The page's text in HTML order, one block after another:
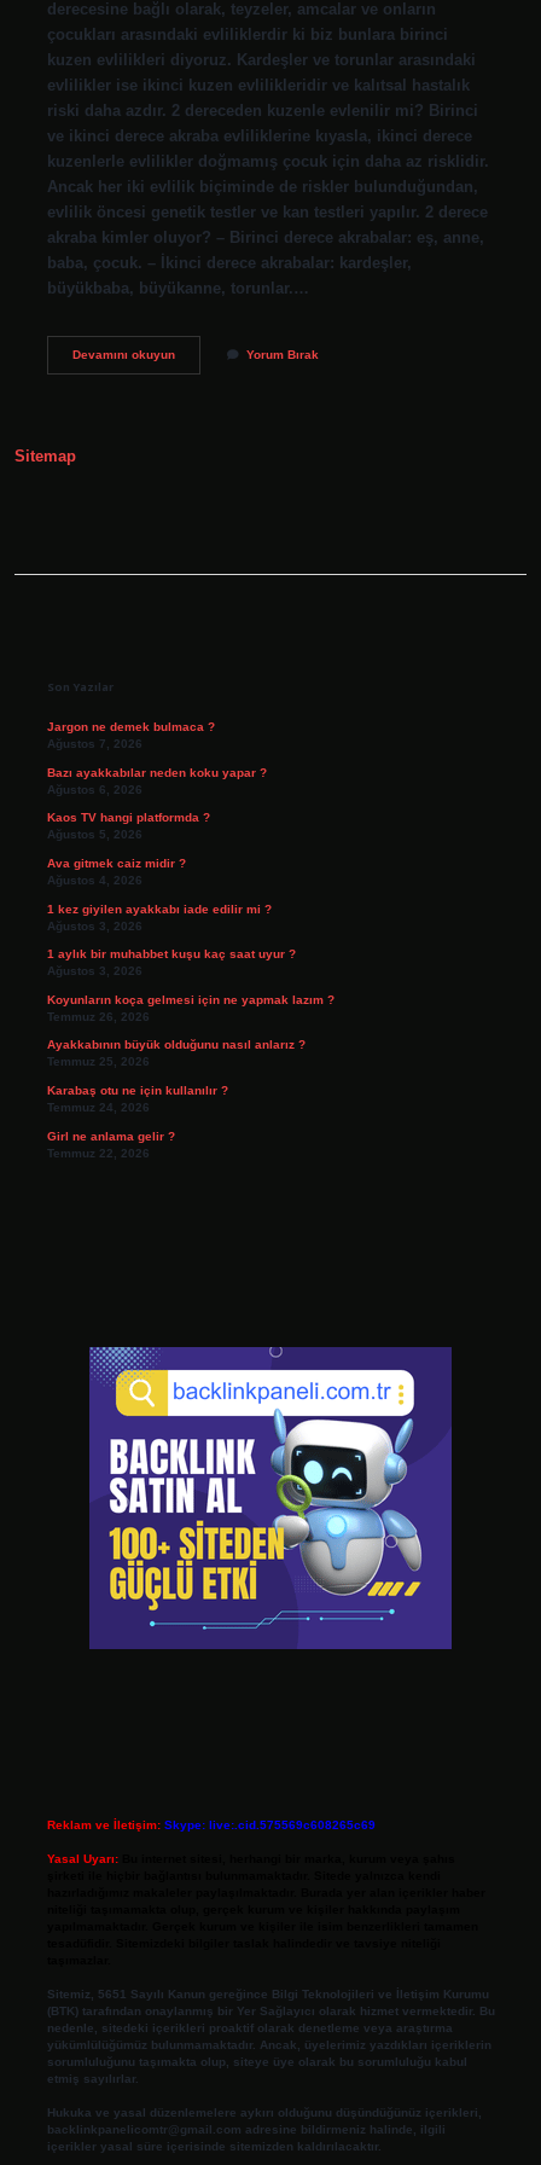
derecesine bağlı olarak, teyzeler, amcalar ve onların
çocukları arasındaki evliliklerdir ki biz bunlara birinci
kuzen evlilikleri diyoruz. Kardeşler ve torunlar arasındaki
evlilikler ise ikinci kuzen evlilikleridir ve kalıtsal hastalık
riski daha azdır. 2 dereceden kuzenle evlenilir mi? Birinci
ve ikinci derece akraba evliliklerine kıyasla, ikinci derece
kuzenlerle evlilikler doğmamış çocuk için daha az risklidir.
Ancak her iki evlilik biçiminde de riskler bulunduğundan,
evlilik öncesi genetik testler ve kan testleri yapılır. 2 derece
akraba kimler oluyor? – Birinci derece akrabalar: eş, anne,
baba, çocuk. – İkinci derece akrabalar: kardeşler,
büyükbaba, büyükanne, torunlar.…
Devamını okuyun2
Yorum Bırak
Sitemap
Son Yazılar
Jargon ne demek bulmaca ?
Ağustos 7, 2026
Bazı ayakkabılar neden koku yapar ?
Ağustos 6, 2026
Kaos TV hangi platformda ?
Ağustos 5, 2026
Ava gitmek caiz midir ?
Ağustos 4, 2026
1 kez giyilen ayakkabı iade edilir mi ?
Ağustos 3, 2026
1 aylık bir muhabbet kuşu kaç saat uyur ?
Ağustos 3, 2026
Koyunların koça gelmesi için ne yapmak lazım ?
Temmuz 26, 2026
Ayakkabının büyük olduğunu nasıl anlarız ?
Temmuz 25, 2026
Karabaş otu ne için kullanılır ?
Temmuz 24, 2026
Girl ne anlama gelir ?
Temmuz 22, 2026
Reklam ve İletişim: Skype: live:.cid.575569c608265c69
Yasal Uyarı:
Sitemiz, 5651 Sayılı Kanun gereğince Bilgi Teknolojileri ve İletişim Kurumu
(BTK) tarafından onaylanmış bir Yer Sağlayıcı olarak hizmet vermektedir. Bu
nedenle, sitedeki içerikleri proaktif olarak denetleme veya araştırma
yükümlülüğümüz bulunmamaktadır. Ancak, üyelerimiz yazdıkları içeriklerin
sorumluluğunu taşımakta olup, siteye üye olarak bu sorumluluğu kabul
etmiş sayılırlar.
Hukuka ve yasal düzenlemelere aykırı olduğunu düşündüğünüz içerikleri,
backlinkpanelicomtr@gmail.com adresine bildirmeniz halinde, ilgili
içerikler yasal süre içerisinde sitemizden kaldırılacaktır.